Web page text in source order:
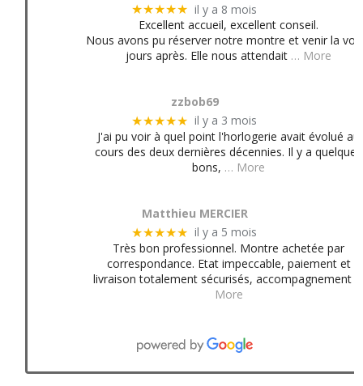
★★★★★ il y a 8 mois
Excellent accueil, excellent conseil.
Nous avons pu réserver notre montre et venir la
jours après. Elle nous attendait … More
zzbob69
★★★★★ il y a 3 mois
J'ai pu voir à quel point l'horlogerie avait évolué au
cours des deux dernières décennies. Il y a quelques
bons, … More
Matthieu MERCIER
★★★★★ il y a 5 mois
Très bon professionnel. Montre achetée par
correspondance. Etat impeccable, paiement et
livraison totalement sécurisés, accompagnement
More